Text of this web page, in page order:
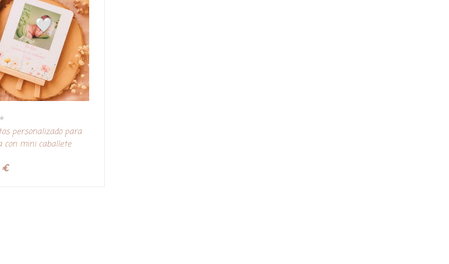
personalizado para
con mini caballete
€